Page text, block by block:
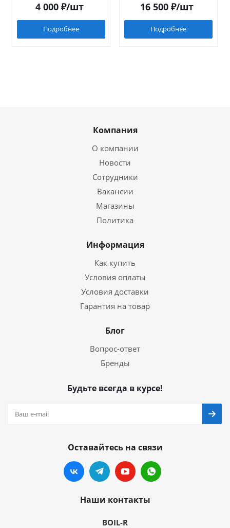
4 000₽/шт
Подробнее
16 500₽/шт
Подробнее
Компания
О компании
Новости
Сотрудники
Вакансии
Магазины
Политика
Информация
Как купить
Условия оплаты
Условия доставки
Гарантия на товар
Блог
Вопрос-ответ
Бренды
Будьте всегда в курсе!
Оставайтесь на связи
Наши контакты
BOIL-R